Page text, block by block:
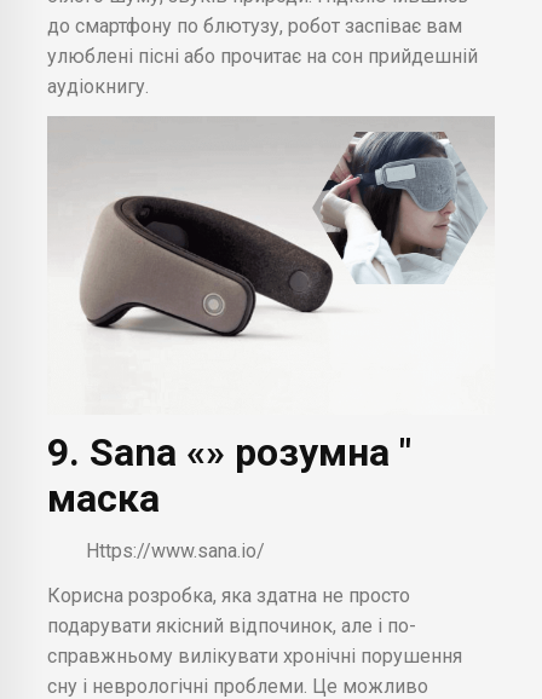
до смартфону по блютузу, робот заспіває вам
улюблені пісні або прочитає на сон прийдешній
аудіокнигу.
9. Sana «» розумна "
маска
Https://www.sana.io/
Корисна розробка, яка здатна не просто
подарувати якісний відпочинок, але і по-
справжньому вилікувати хронічні порушення
сну і неврологічні проблеми. Це можливо